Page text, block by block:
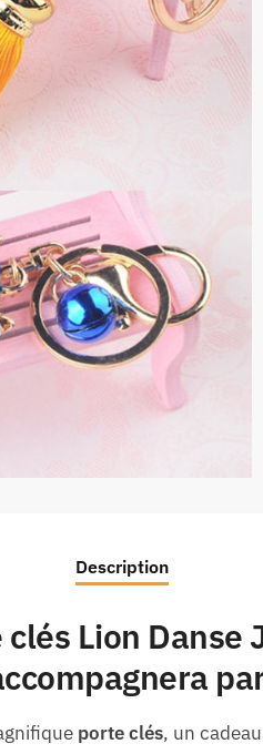
Description
clés Lion Danse
porte clés, un